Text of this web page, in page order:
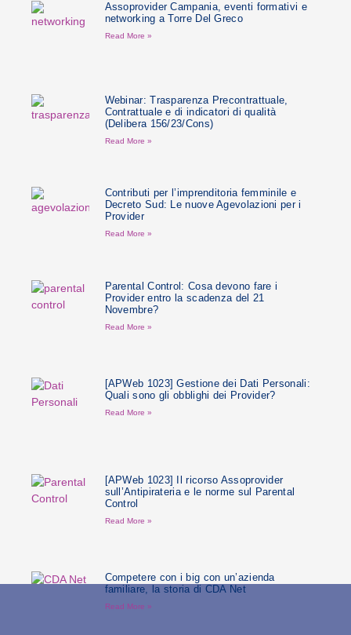
Assoprovider Campania, eventi formativi e
networking a Torre Del Greco
Read More »
Webinar: Trasparenza Precontrattuale,
Contrattuale e di indicatori di qualità
(Delibera 156/23/Cons)
Read More »
Contributi per l’imprenditoria femminile e
Decreto Sud: Le nuove Agevolazioni per i
Provider
Read More »
Parental Control: Cosa devono fare i
Provider entro la scadenza del 21
Novembre?
Read More »
[APWeb 1023] Gestione dei Dati Personali:
Quali sono gli obblighi dei Provider?
Read More »
[APWeb 1023] Il ricorso Assoprovider
sull’Antipirateria e le norme sul Parental
Control
Read More »
Competere con i big con un’azienda
familiare, la storia di CDA Net
Read More »